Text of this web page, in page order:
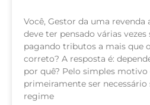
Você, Gestor da uma revenda
deve ter pensado várias vezes
pagando tributos a mais que
correto? A resposta é:
por quê? Pelo simples motivo
primeiramente ser necessário
regime